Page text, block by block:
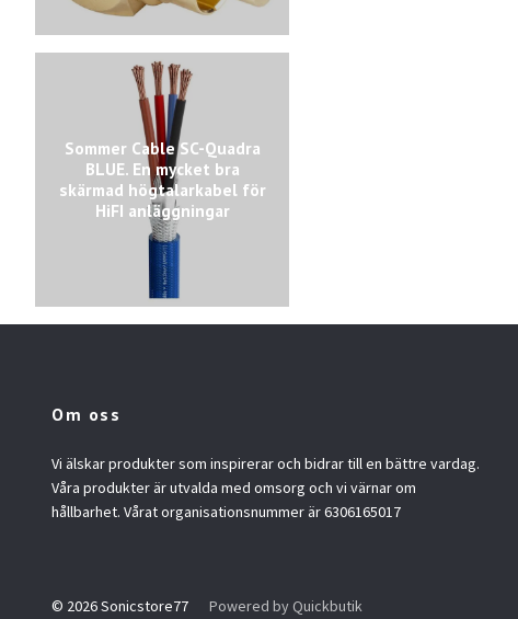
Sommer Cable SC-Quadra
BLUE. En mycket bra
skärmad högtalarkabel för
HiFI anläggningar
Om oss
Vi älskar produkter som inspirerar och bidrar till en bättre vardag.
Våra produkter är utvalda med omsorg och vi värnar om
hållbarhet. Vårat organisationsnummer är 6306165017
© 2026 Sonicstore77 Powered by Quickbutik